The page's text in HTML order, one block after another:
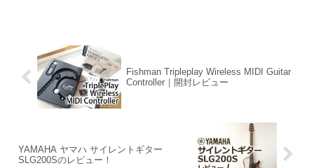
Fishman Tripleplay Wireless MIDI Guitar
Controller｜開封レビュー
YAMAHA ヤマハ サイレントギター
SLG200Sのレビュー！